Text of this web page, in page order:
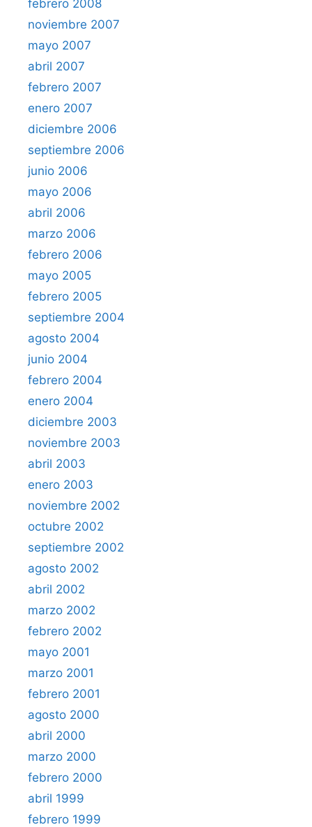
febrero 2008
noviembre 2007
mayo 2007
abril 2007
febrero 2007
enero 2007
diciembre 2006
septiembre 2006
junio 2006
mayo 2006
abril 2006
marzo 2006
febrero 2006
mayo 2005
febrero 2005
septiembre 2004
agosto 2004
junio 2004
febrero 2004
enero 2004
diciembre 2003
noviembre 2003
abril 2003
enero 2003
noviembre 2002
octubre 2002
septiembre 2002
agosto 2002
abril 2002
marzo 2002
febrero 2002
mayo 2001
marzo 2001
febrero 2001
agosto 2000
abril 2000
marzo 2000
febrero 2000
abril 1999
febrero 1999